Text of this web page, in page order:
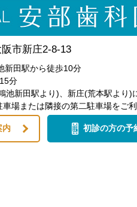
市新庄2-8-13
新田駅から徒歩10分
分
池新田駅より)、新庄(荒本駅より)
場または隣接の第二駐車場をご利
内 初診の方の予